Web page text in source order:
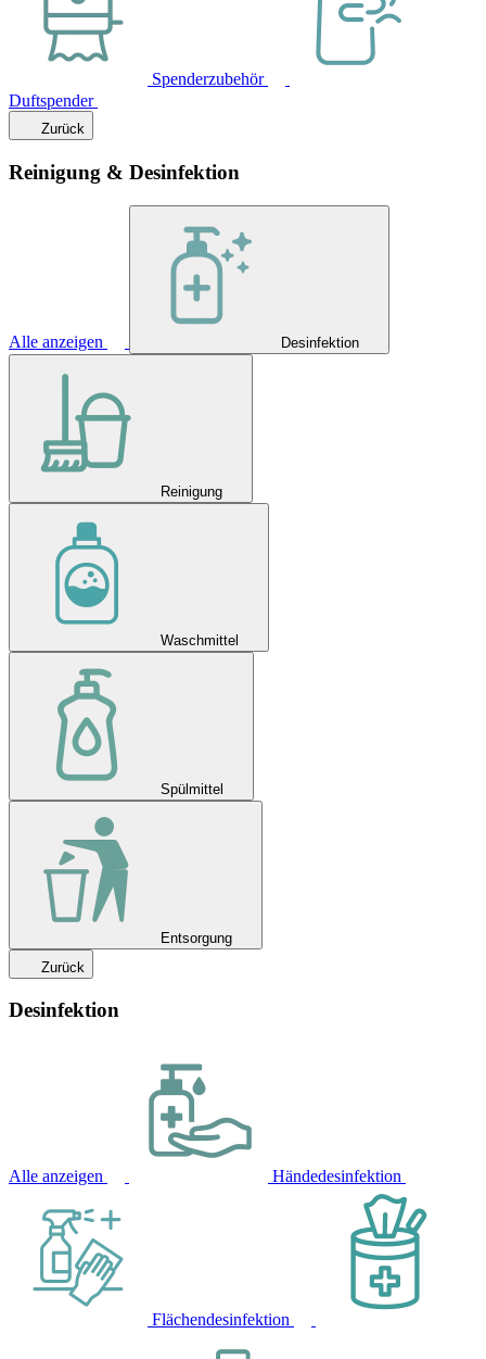
Spenderzubehör
Duftspender
Zurück
Reinigung & Desinfektion
Alle anzeigen Desinfektion
Reinigung
Waschmittel
Spülmittel
Entsorgung
Zurück
Desinfektion
Alle anzeigen Händedesinfektion
Flächendesinfektion